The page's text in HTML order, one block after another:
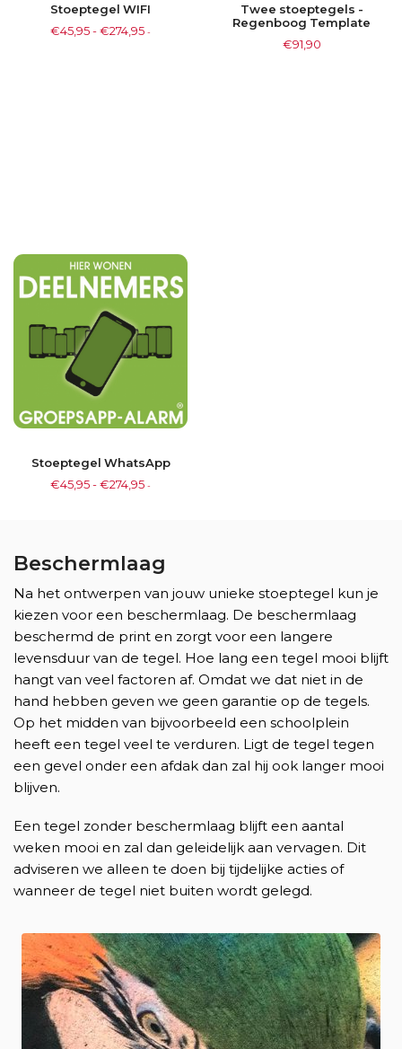
Stoeptegel WIFI
€45,95-€274,95 -
Twee stoeptegels -
Regenboog Template
€91,90
Stoeptegel WhatsApp
€45,95-€274,95 -
Beschermlaag
Na het ontwerpen van jouw unieke stoeptegel kun je
kiezen voor een beschermlaag. De beschermlaag
beschermd de print en zorgt voor een langere
levensduur van de tegel. Hoe lang een tegel mooi blijft
hangt van veel factoren af. Omdat we dat niet in de
hand hebben geven we geen garantie op de tegels.
Op het midden van bijvoorbeeld een schoolplein
heeft een tegel veel te verduren. Ligt de tegel tegen
een gevel onder een afdak dan zal hij ook langer mooi
blijven.
Een tegel zonder beschermlaag blijft een aantal
weken mooi en zal dan geleidelijk aan vervagen. Dit
adviseren we alleen te doen bij tijdelijke acties of
wanneer de tegel niet buiten wordt gelegd.